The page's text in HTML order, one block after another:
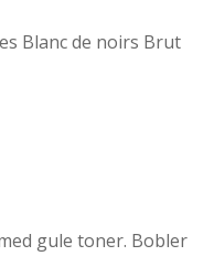
Blanc de noirs Brut
gule toner. Bobler